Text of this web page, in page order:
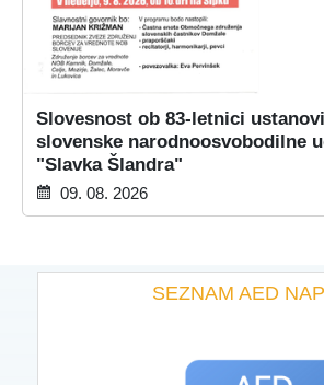
Slovesnost ob 83-letnici
slovenske narodnoosvobodilne
"Slavka Šlandra"
09. 08. 2026
SEZNAM AED